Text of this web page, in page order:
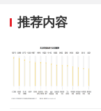
推荐内容